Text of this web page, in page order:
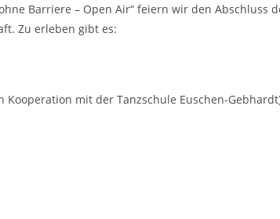
Barriere – Open Air“ feiern wir den Abschluss
Zu erleben gibt es:
mit der Tanzschule Euschen-